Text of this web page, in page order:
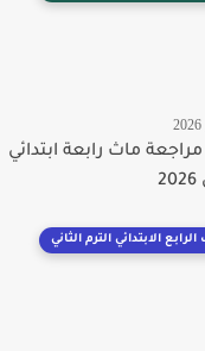
ماث رابعة ابتدائي
الابتدائي الترم الثاني